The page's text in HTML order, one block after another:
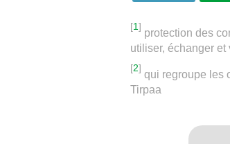
[1]
protection des
utiliser, échanger
[2]
qui regroupe les
Tirpaa